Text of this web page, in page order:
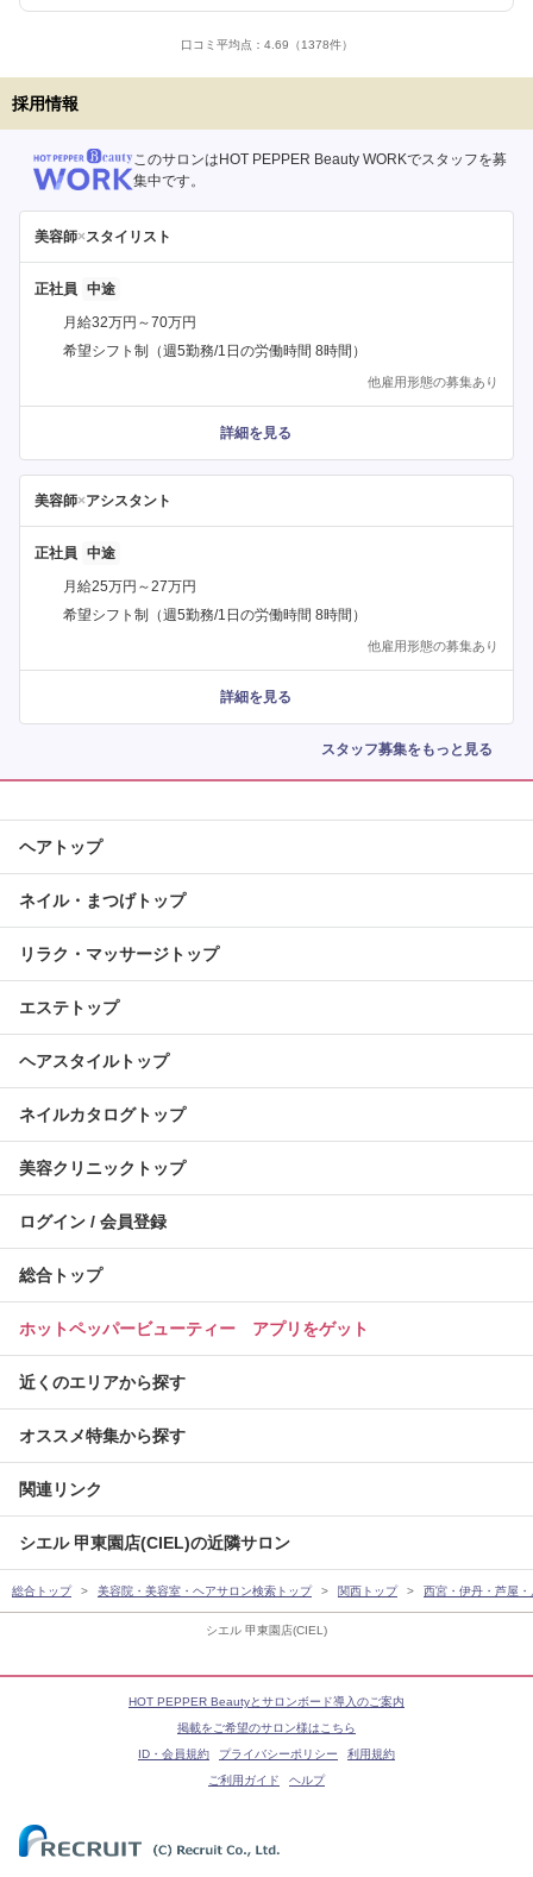
シエル 甲東園店(CIEL)
口コミ平均点： 4.69 （1378件）
採用情報
このサロンはHOT PEPPER Beauty WORKでスタッフを募
集中です。
美容師×スタイリスト
正社員
月給32万円～70万円
希望シフト制（週5勤務/1日の労働時間 8時間）
他雇用形態の募集あり
詳細を見る
美容師×アシスタント
正社員
月給25万円～27万円
希望シフト制（週5勤務/1日の労働時間 8時間）
他雇用形態の募集あり
詳細を見る
スタッフ募集をもっと見る
ヘアトップ
ネイル・まつげトップ
リラク・マッサージトップ
エステトップ
ヘアスタイルトップ
ネイルカタログトップ
美容クリニックトップ
ログイン / 会員登録
総合トップ
ホットペッパービューティー アプリをゲット
近くのエリアから探す
オススメ特集から探す
関連リンク
シエル 甲東園店(CIEL)の近隣サロン
総合トップ 美容院・美容室・ヘアサロン検索トップ 関西トップ 西宮・伊丹・芦屋
HOT PEPPER Beautyとサロンボード導入のご案内
掲載をご希望のサロン様はこちら
ID・会員規約
プライバシーポリシー
利用規約
ご利用ガイド
ヘルプ